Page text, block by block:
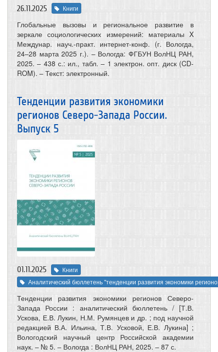
26.11.2025 Книги
Глобальные вызовы и региональное развитие в
зеркале социологических измерений: материалы X
Междунар. науч.-практ. интернет-конф. (г. Вологда,
24–28 марта 2025 г.). – Вологда: ФГБУН ВолНЦ РАН,
2025. – 438 с.: ил., табл. – 1 электрон. опт. диск (CD-
ROM). – Текст: электронный.
Тенденции развития экономики
регионов Северо-Запада России.
Выпуск 5
01.11.2025
Книги
Аналитический бюллетень "тенденции развития экономики
Тенденции развития экономики регионов Северо-
Запада России : аналитический бюллетень / [Т.В.
Ускова, Е.В. Лукин, Н.М. Румянцев и др. ; под научной
редакцией В.А. Ильина, Т.В. Усковой, Е.В. Лукина] ;
Вологодский научный центр Российской академии
наук. – № 5. – Вологда : ВолНЦ РАН, 2025. – 87 с.